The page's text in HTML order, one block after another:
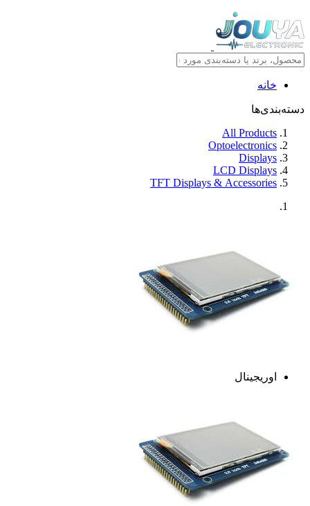
خانه
دسته‌بندی‌ها
All Products
Optoelectronics
Displays
LCD Displays
TFT Displays & Accessories
اوریجینال